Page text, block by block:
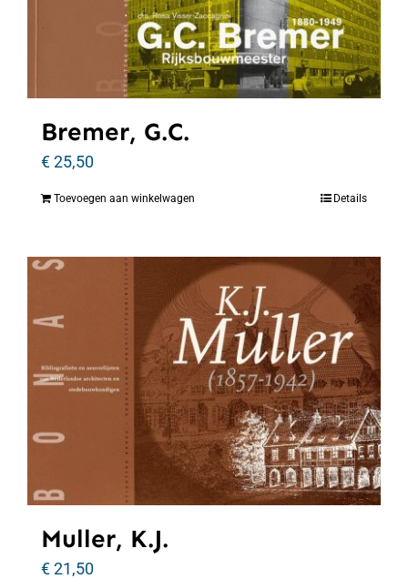
Bremer, G.C.
€25,50
Toevoegen aan winkelwagen Details
Muller, K.J.
€21,50